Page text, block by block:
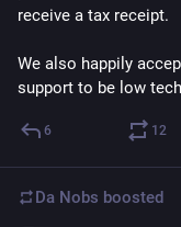
receive a tax receipt.
We also happily
support to be low
6 12
Da Nobs boosted